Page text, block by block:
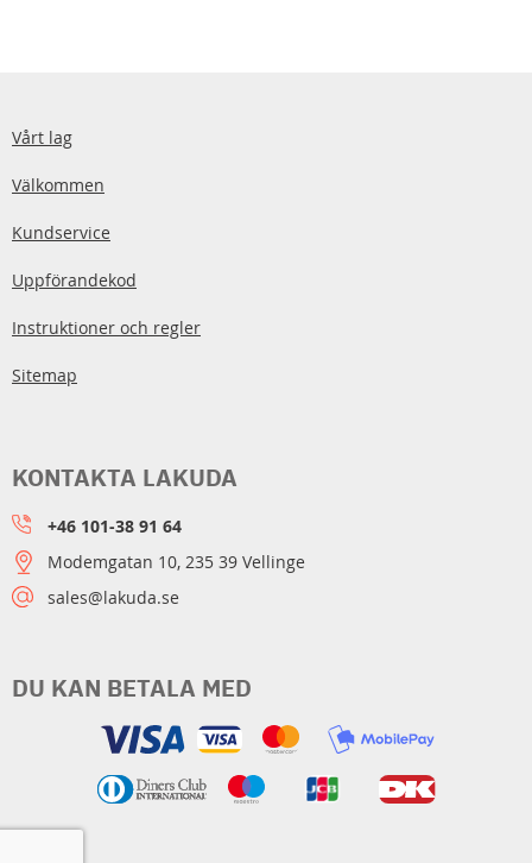
Vårt lag
Välkommen
Kundservice
Uppförandekod
Instruktioner och regler
Sitemap
DU KAN BETALA MED
KONTAKTA LAKUDA
+46 101-38 91 64
Modemgatan 10, 235 39 Vellinge
sales@lakuda.se